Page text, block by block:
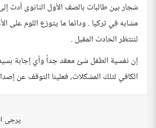
شجار بين طالبات بالصف الأول الثانوى
مشابه في تركيا . ودائما ما يتوزع اللوم
لننتظر الحادث المقبل .
إن نفسية الطفل شئ معقد جداً وأي إجابة
الكافي لتلك المشكلات، فعلينا التوقف عن
يرجى